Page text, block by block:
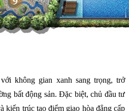
không gian xanh sang trọng, trở
bất động sản. Đặc biệt, chủ đầu tư
kiến trúc tạo điểm giao hòa đẳng cấp